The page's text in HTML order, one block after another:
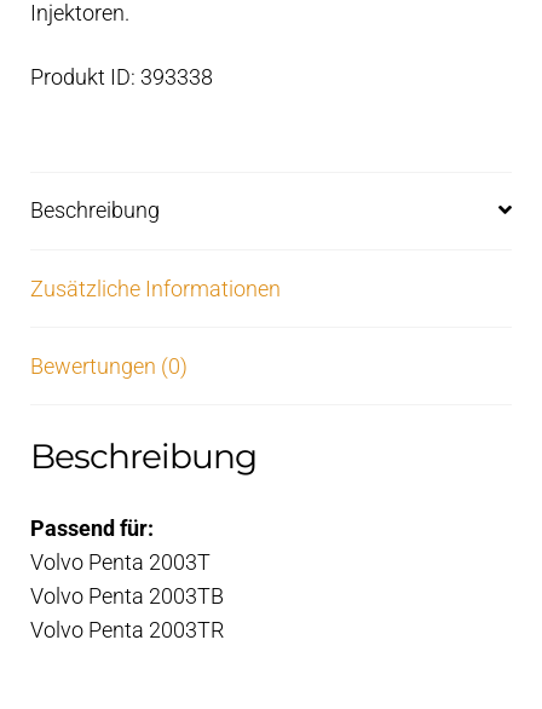
Injektoren.
Produkt ID: 393338
Beschreibung
Zusätzliche Informationen
Bewertungen (0)
Beschreibung
Passend für:
Volvo Penta 2003T
Volvo Penta 2003TB
Volvo Penta 2003TR